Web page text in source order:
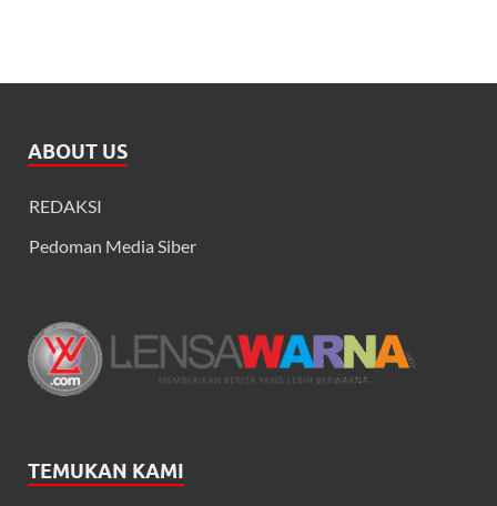
ABOUT US
REDAKSI
Pedoman Media Siber
TEMUKAN KAMI